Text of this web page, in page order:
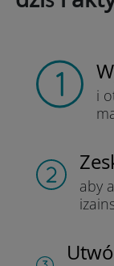
i
aby
i